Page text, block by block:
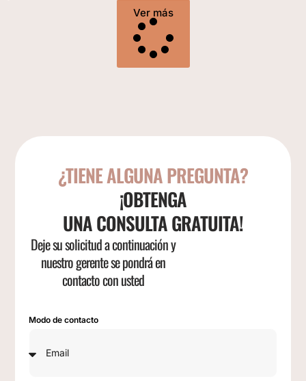
Ver más
¿TIENE ALGUNA PREGUNTA?
¡OBTENGA
UNA CONSULTA GRATUITA!
Deje su solicitud a continuación y
nuestro gerente se pondrá en
contacto con usted
Modo de contacto